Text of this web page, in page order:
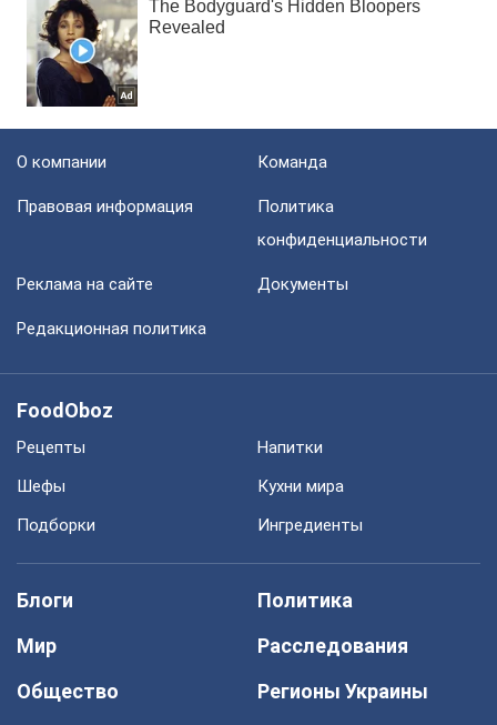
О компании Команда
Правовая информация
Политика
конфиденциальности
Реклама на сайте Документы
Редакционная политика
FoodOboz
Рецепты
Напитки
Шефы
Кухни мира
Подборки
Ингредиенты
Блоги
Политика
Мир
Расследования
Общество
Регионы Украины